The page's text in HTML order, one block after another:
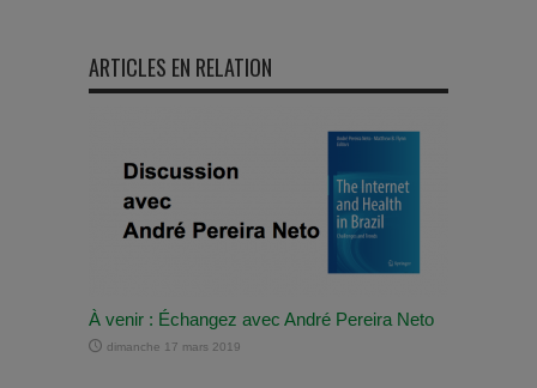
ARTICLES EN RELATION
À venir : Échangez avec André Pereira Neto
dimanche 17 mars 2019